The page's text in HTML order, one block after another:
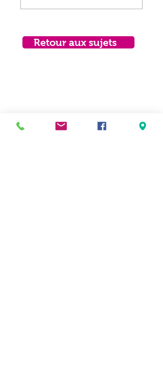
Retour aux sujets
Téléphone :
(418) 835-5603